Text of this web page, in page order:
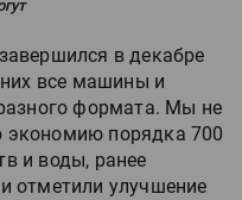
в декабре
все машины и
формата. Мы не
экономию порядка 700
и воды, ранее
отметили улучшение